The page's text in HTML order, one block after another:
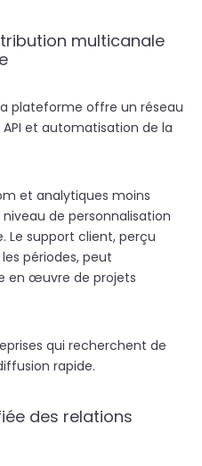
multicanale
plateforme offre un réseau
et automatisation de la
et analytiques moins
niveau de personnalisation
. Le support client, perçu
s périodes, peut
en œuvre de projets
qui recherchent de
rapide.
des relations